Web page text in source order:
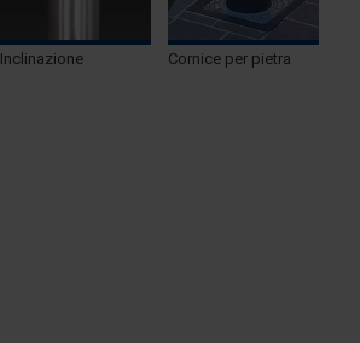
Inclinazione Cornice per pietra